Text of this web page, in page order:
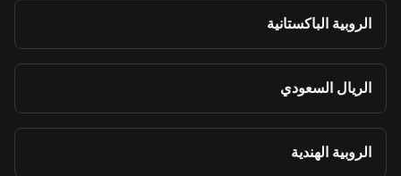
الروبية الباكستانية
الريال السعودي
الروبية الهندية